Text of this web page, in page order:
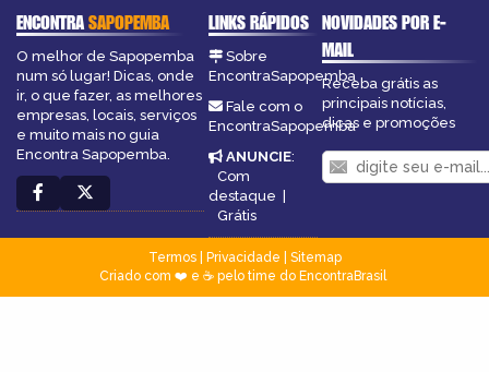
ENCONTRASAPOPEMBA
O melhor de Sapopemba
num só lugar! Dicas, onde
ir, o que fazer, as melhores
empresas, locais, serviços
e muito mais no guia
Encontra Sapopemba.
LINKS RÁPIDOS
Sobre
EncontraSapopemba
Fale com o
EncontraSapopemba
ANUNCIE:
Com
destaque
Grátis
NOVIDADES POR E-
MAIL
Receba grátis as
principais notícias,
dicas e promoções
Termos| Privacidade
Sitemap
Criado com ❤️ e ☕ pelo time do EncontraBrasil